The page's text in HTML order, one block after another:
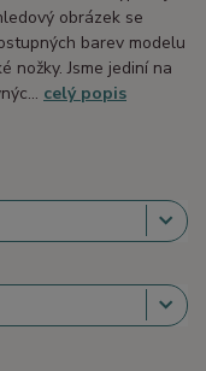
obrázek se
barev modelu
nožky. Jsme jediní na
celý popis